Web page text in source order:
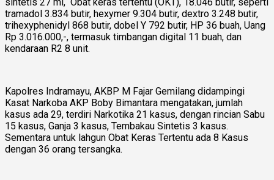
tramadol 3.834 butir, hexymer 9.304 butir, dextro 3.248 butir,
trihexyphenidyl 868 butir, dobel Y 792 butir, HP 36 buah, Uang
Rp 3.016.000,-, termasuk timbangan digital 11 buah, dan
kendaraan R2 8 unit.
Kapolres Indramayu, AKBP M Fajar Gemilang didampingi
Kasat Narkoba AKP Boby Bimantara mengatakan, jumlah
kasus ada 29, terdiri Narkotika 21 kasus, dengan rincian Sabu
15 kasus, Ganja 3 kasus, Tembakau Sintetis 3 kasus.
Sementara untuk lahgun Obat Keras Tertentu ada 8 Kasus
dengan 36 orang tersangka.